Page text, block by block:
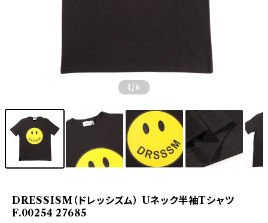
1 /6
DRESSISM（ドレッシズム） Uネック半袖Tシャツ
F.00254 27685